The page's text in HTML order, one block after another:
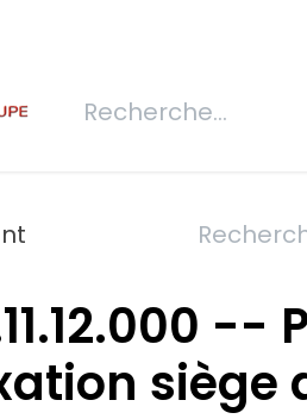
Connexion Réfection
--
siège